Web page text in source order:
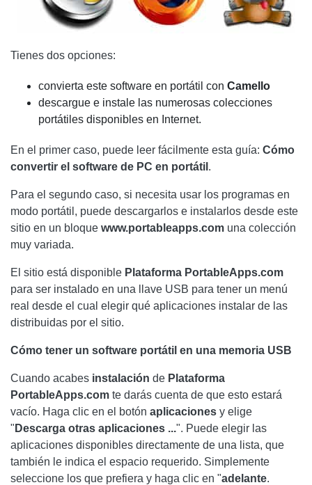
Tienes dos opciones:
convierta este software en portátil con Camello
descargue e instale las numerosas colecciones
portátiles disponibles en Internet.
En el primer caso, puede leer fácilmente esta guía: Cómo
convertir el software de PC en portátil .
Para el segundo caso, si necesita usar los programas en
modo portátil, puede descargarlos e instalarlos desde este
sitio en un bloque www.portableapps.com una colección
muy variada.
El sitio está disponible Plataforma PortableApps.com
para ser instalado en una llave USB para tener un menú
real desde el cual elegir qué aplicaciones instalar de las
distribuidas por el sitio.
Cómo tener un software portátil en una memoria USB
Cuando acabes instalación de Plataforma
PortableApps.com te darás cuenta de que esto estará
vacío. Haga clic en el botón aplicaciones y elige
" Descarga otras aplicaciones ...". Puede elegir las
aplicaciones disponibles directamente de una lista, que
también le indica el espacio requerido. Simplemente
seleccione los que prefiera y haga clic en "adelante.